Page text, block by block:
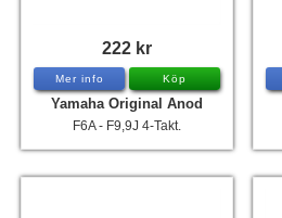
Varta - Batterier
Victron - Batteriladdare
CTEK - Batteriladdare
Webasto - Dieselvärmare
222 kr
Mer info Köp
Yamaha Original Anod
F6A - F9,9J 4-Takt.